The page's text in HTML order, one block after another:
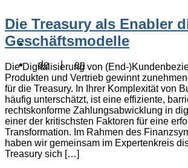
de | en
Die Treasury als Enabler
Geschäftsmodelle
Die Digitalisierung von (End-
Produkten und Vertrieb gewinnt
für die Treasury. In Ihrer Komplexität von
häufig unterschätzt, ist eine effiziente,
rechtskonforme Zahlungsabwicklung in
einer der kritischsten Faktoren für eine
Transformation. Im Rahmen des
haben wir gemeinsam im Expertenkreis
Treasury sich […]